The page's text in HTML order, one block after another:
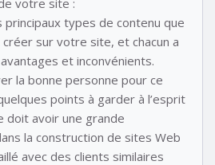
types de contenu que
sur votre site, et chacun a
et inconvénients.
la bonne personne pour ce
points à garder à l’esprit
doit avoir une grande
la construction de sites Web
avec des clients similaires